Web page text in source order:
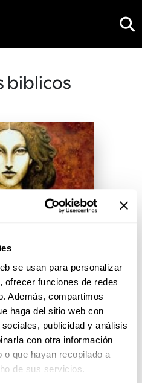
se usan para personalizar
ofrecer funciones de redes
Además, compartimos
haga del sitio web con
publicidad y análisis
con otra información
o que hayan recopilado a
de sus servicios.
biblicos
Eva y Lilith
sanar a todas las
en nosotras.